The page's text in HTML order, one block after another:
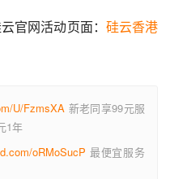
官网活动页面： 硅云香港
U/FzmsXA 新老同享99元服
1年
oRMoSucP 最便宜服务